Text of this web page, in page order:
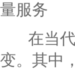
量服务
在当代
变。其中